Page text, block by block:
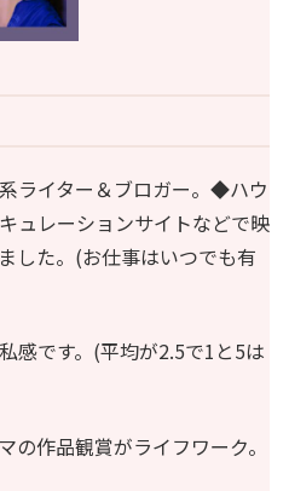
イター＆ブロガー。◆ハウ
ュレーションサイトなどで映
した。(お仕事はいつでも有
感です。(平均が2.5で1と5は
作品観賞がライフワーク。